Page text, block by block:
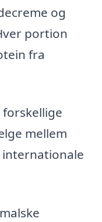
og
portion
fra
mellem
internationale